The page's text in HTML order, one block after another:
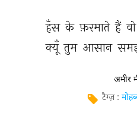
हँस के फ़रमाते हैं वो
क्यूँ तुम आसान
अमीर
टैग्ज़ :